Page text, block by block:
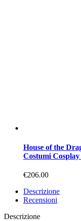
House of the
Costumi
€206.00
Descrizione
Recensioni
Descrizione